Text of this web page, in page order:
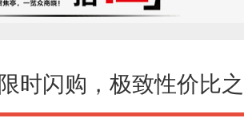
时闪购，极致性价比